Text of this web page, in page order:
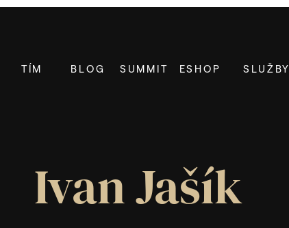
TÍM BLOG SUMMIT ESHOP SLUŽBY
Ivan Jašík